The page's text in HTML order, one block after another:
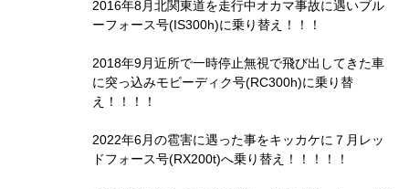
2016年8月北関東道を走行中オカマ事故に遇いブル
ーフォース号(IS300h)に乗り替え！！！
2018年9月近所で一時停止無視で飛び出してきた車
に突っ込みモビーディク号(RC300h)に乗り替
え！！！！
2022年6月の雹害に遇った事をキッカケに７月レッ
ドフォース号(RX200t)へ乗り替え！！！！！